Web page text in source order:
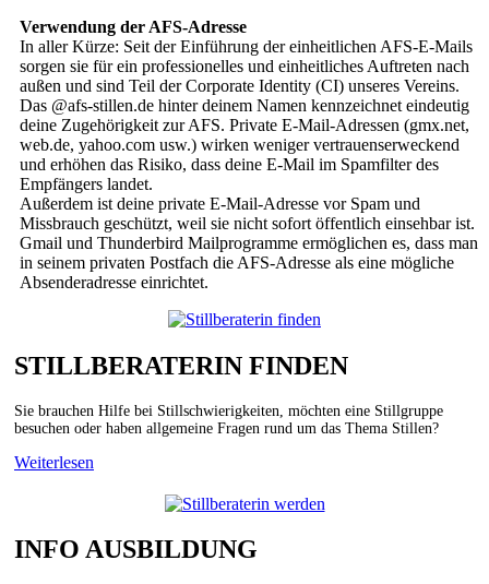
Verwendung der AFS-Adresse
In aller Kürze: Seit der Einführung der einheitlichen AFS-E-Mails
sorgen sie für ein professionelles und einheitliches Auftreten nach
außen und sind Teil der Corporate Identity (CI) unseres Vereins.
Das @afs-stillen.de hinter deinem Namen kennzeichnet eindeutig
deine Zugehörigkeit zur AFS. Private E-Mail-Adressen (gmx.net,
web.de, yahoo.com usw.) wirken weniger vertrauenserweckend
und erhöhen das Risiko, dass deine E-Mail im Spamfilter des
Empfängers landet.
Außerdem ist deine private E-Mail-Adresse vor Spam und
Missbrauch geschützt, weil sie nicht sofort öffentlich einsehbar ist.
Gmail und Thunderbird Mailprogramme ermöglichen es, dass man
in seinem privaten Postfach die AFS-Adresse als eine mögliche
Absenderadresse einrichtet.
STILLBERATERIN FINDEN
Sie brauchen Hilfe bei Stillschwierigkeiten, möchten eine Stillgruppe
besuchen oder haben allgemeine Fragen rund um das Thema Stillen?
Weiterlesen
INFO AUSBILDUNG